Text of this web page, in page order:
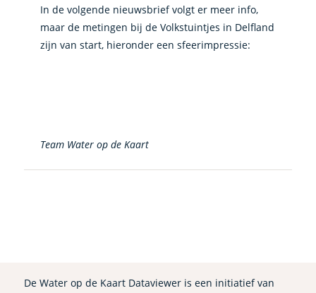
In de volgende nieuwsbrief volgt er meer info,
maar de metingen bij de Volkstuintjes in Delfland
zijn van start, hieronder een sfeerimpressie:
Team Water op de Kaart
De Water op de Kaart Dataviewer is een initiatief van